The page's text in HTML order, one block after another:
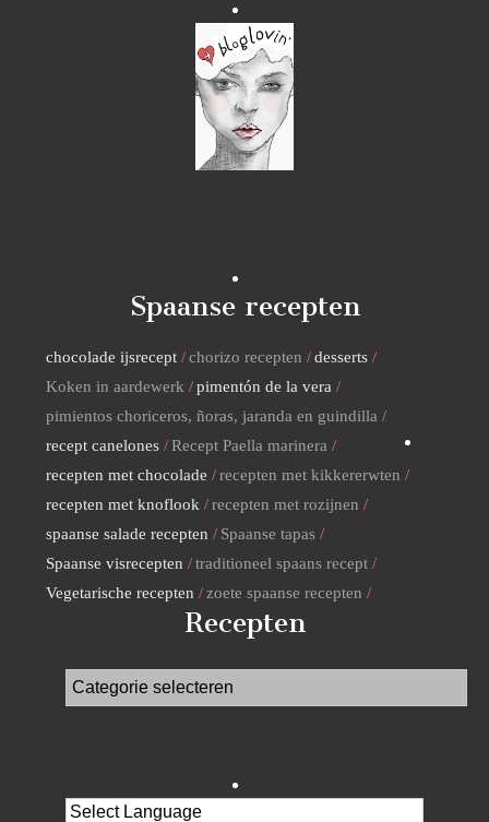
Spaanse recepten
chocolade ijsrecept chorizo recepten
desserts
Koken in aardewerk
pimentón de la vera
pimientos choriceros, ñoras, jaranda en guindilla
recept canelones
Recept Paella marinera
recepten met chocolade
recepten met kikkererwten
recepten met knoflook
recepten met rozijnen
spaanse salade recepten
Spaanse tapas
Spaanse visrecepten
traditioneel spaans recept
Vegetarische recepten
zoete spaanse recepten
Recepten